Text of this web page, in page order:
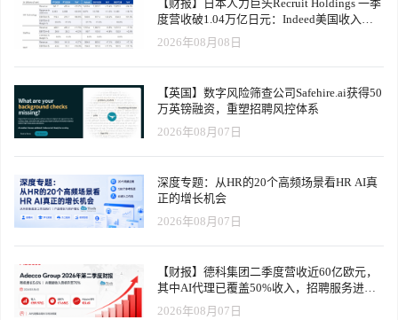
【财报】日本人力巨头Recruit Holdings 一季
度营收破1.04万亿日元：Indeed美国收入逆
势增长30%，AI招聘推动利润率升至47.4%
2026年08月08日
【英国】数字风险筛查公司Safehire.ai获得50
万英镑融资，重塑招聘风控体系
2026年08月07日
深度专题：从HR的20个高频场景看HR AI真
正的增长机会
2026年08月07日
【财报】德科集团二季度营收近60亿欧元，
其中AI代理已覆盖50%收入，招聘服务进入
运营重构阶段
2026年08月07日